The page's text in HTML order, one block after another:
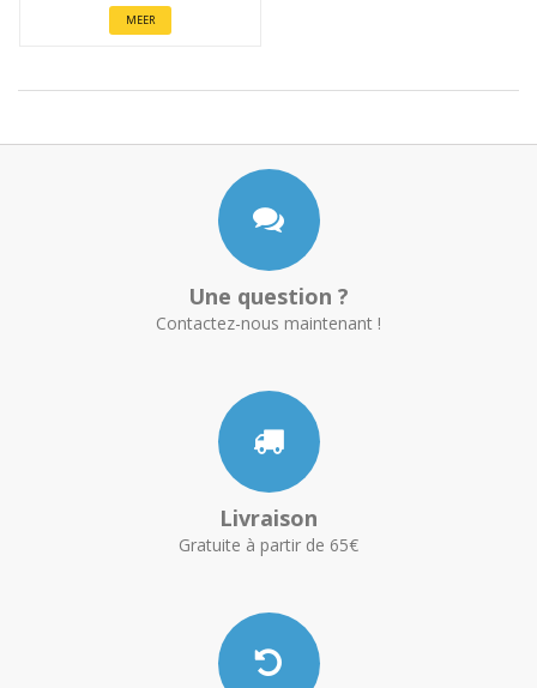
MEER
Une question ?
Contactez-nous maintenant !
Livraison
Gratuite à partir de 65€